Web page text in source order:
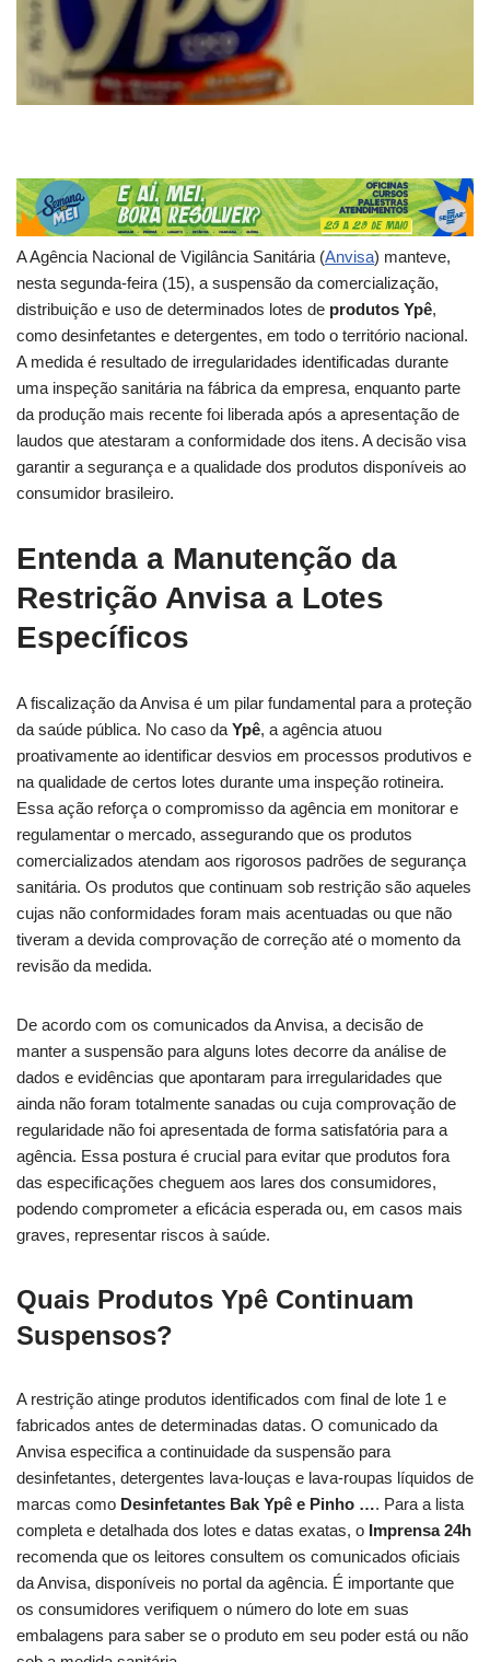
A Agência Nacional de Vigilância Sanitária (Anvisa) manteve,
nesta segunda-feira (15), a suspensão da comercialização,
distribuição e uso de determinados lotes de produtos Ypê,
como desinfetantes e detergentes, em todo o território nacional.
A medida é resultado de irregularidades identificadas durante
uma inspeção sanitária na fábrica da empresa, enquanto parte
da produção mais recente foi liberada após a apresentação de
laudos que atestaram a conformidade dos itens. A decisão visa
garantir a segurança e a qualidade dos produtos disponíveis ao
consumidor brasileiro.
Entenda a Manutenção da
Restrição Anvisa a Lotes
Específicos
A fiscalização da Anvisa é um pilar fundamental para a proteção
da saúde pública. No caso da Ypê, a agência atuou
proativamente ao identificar desvios em processos produtivos e
na qualidade de certos lotes durante uma inspeção rotineira.
Essa ação reforça o compromisso da agência em monitorar e
regulamentar o mercado, assegurando que os produtos
comercializados atendam aos rigorosos padrões de segurança
sanitária. Os produtos que continuam sob restrição são aqueles
cujas não conformidades foram mais acentuadas ou que não
tiveram a devida comprovação de correção até o momento da
revisão da medida.
De acordo com os comunicados da Anvisa, a decisão de
manter a suspensão para alguns lotes decorre da análise de
dados e evidências que apontaram para irregularidades que
ainda não foram totalmente sanadas ou cuja comprovação de
regularidade não foi apresentada de forma satisfatória para a
agência. Essa postura é crucial para evitar que produtos fora
das especificações cheguem aos lares dos consumidores,
podendo comprometer a eficácia esperada ou, em casos mais
graves, representar riscos à saúde.
Quais Produtos Ypê Continuam
Suspensos?
A restrição atinge produtos identificados com final de lote 1 e
fabricados antes de determinadas datas. O comunicado da
Anvisa especifica a continuidade da suspensão para
desinfetantes, detergentes lava-louças e lava-roupas líquidos de
marcas como Desinfetantes Bak Ypê e Pinho …. Para a lista
completa e detalhada dos lotes e datas exatas, o Imprensa 24h
recomenda que os leitores consultem os comunicados oficiais
da Anvisa, disponíveis no portal da agência. É importante que
os consumidores verifiquem o número do lote em suas
embalagens para saber se o produto em seu poder está ou não